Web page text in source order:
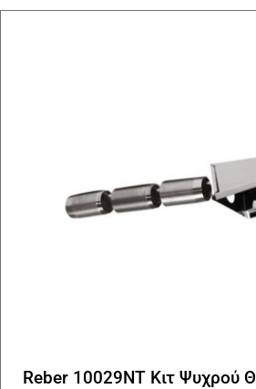
Reber 10029NT Κιτ Ψυχρού